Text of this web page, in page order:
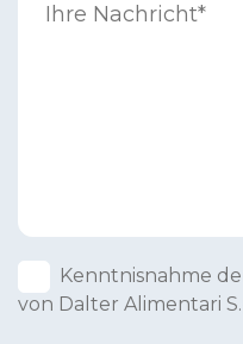
Kenntnisnahme
von Dalter Alimentari